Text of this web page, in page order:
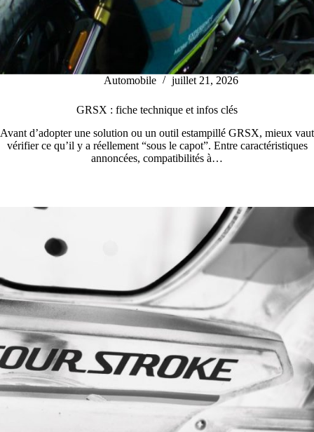
Automobile juillet 21, 2026
GRSX : fiche technique et infos clés
Avant d’adopter une solution ou un outil estampillé GRSX, mieux vaut
vérifier ce qu’il y a réellement “sous le capot”. Entre caractéristiques
annoncées, compatibilités à…